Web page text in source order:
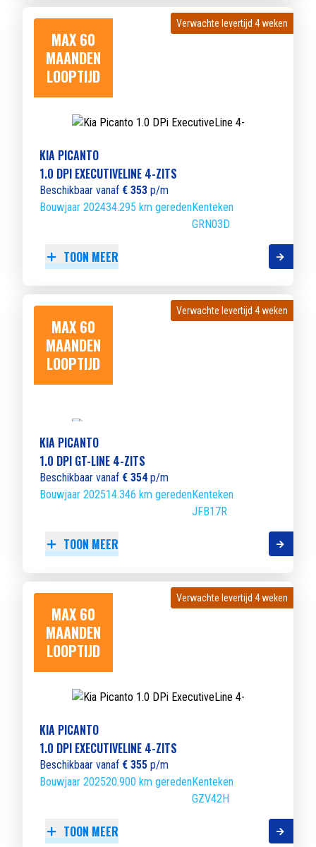
MAX 60
MAANDEN
LOOPTIJD
Verwachte levertijd 4 weken
Verwachte levertijd 4 weken
KIA PICANTO
1.0 DPI EXECUTIVELINE 4-ZITS
Beschikbaar vanaf € 353 p/m
Bouwjaar 202434.295 km geredenKenteken
GRN03D
TOON MEER
MAX 60
MAANDEN
LOOPTIJD
Verwachte levertijd 4 weken
Verwachte levertijd 4 weken
KIA PICANTO
1.0 DPI GT-LINE 4-ZITS
Beschikbaar vanaf € 354p/m
Bouwjaar 202514.346 km geredenKenteken
JFB17R
TOON MEER
MAX 60
MAANDEN
LOOPTIJD
Verwachte levertijd 4 weken
Verwachte levertijd 4 weken
KIA PICANTO
1.0 DPI EXECUTIVELINE 4-ZITS
Beschikbaar vanaf € 355 p/m
Bouwjaar 202520.900 km geredenKenteken
GZV42H
TOON MEER